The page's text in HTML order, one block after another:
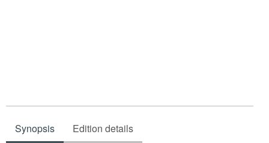
Synopsis Edition details